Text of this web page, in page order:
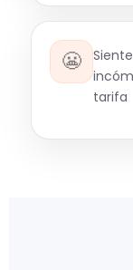
😬
tarifa